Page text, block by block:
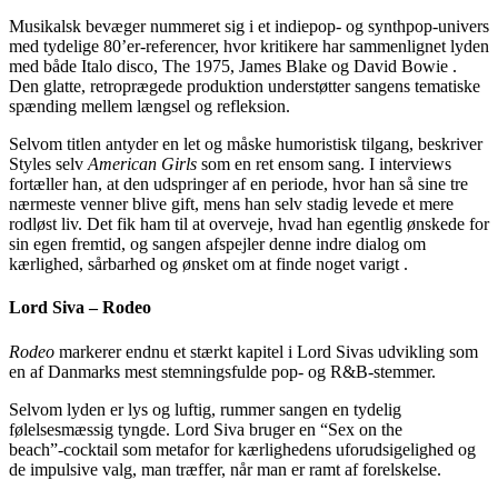
Musikalsk bevæger nummeret sig i et indiepop‑ og synthpop‑univers
med tydelige 80’er‑referencer, hvor kritikere har sammenlignet lyden
med både Italo disco, The 1975, James Blake og David Bowie .
Den glatte, retroprægede produktion understøtter sangens tematiske
spænding mellem længsel og refleksion.
Selvom titlen antyder en let og måske humoristisk tilgang, beskriver
Styles selv American Girls som en ret ensom sang. I interviews
fortæller han, at den udspringer af en periode, hvor han så sine tre
nærmeste venner blive gift, mens han selv stadig levede et mere
rodløst liv. Det fik ham til at overveje, hvad han egentlig ønskede for
sin egen fremtid, og sangen afspejler denne indre dialog om
kærlighed, sårbarhed og ønsket om at finde noget varigt .
Lord Siva – Rodeo
Rodeo markerer endnu et stærkt kapitel i Lord Sivas udvikling som
en af Danmarks mest stemningsfulde pop‑ og R&B‑stemmer.
Selvom lyden er lys og luftig, rummer sangen en tydelig
følelsesmæssig tyngde. Lord Siva bruger en “Sex on the
beach”‑cocktail som metafor for kærlighedens uforudsigelighed og
de impulsive valg, man træffer, når man er ramt af forelskelse.